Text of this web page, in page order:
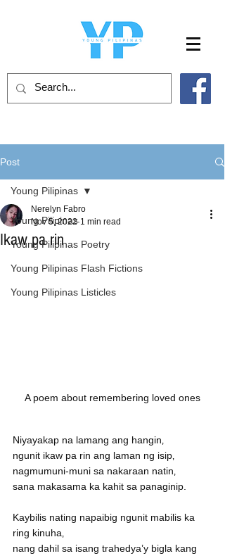
Post
Young Pilipinas
Young Pilipinas Poetry
Young Pilipinas Flash Fictions
Young Pilipinas Listicles
Young Pilipinas
Ikaw pa rin
Nerelyn Fabro
Nov 5, 2022 1 min read
A poem about remembering loved ones
Niyayakap na lamang ang hangin‚
ngunit ikaw pa rin ang laman ng isip‚
nagmumuni-muni sa nakaraan natin‚
sana makasama ka kahit sa panaginip.
Kaybilis nating napaibig ngunit mabilis ka
ring kinuha‚
nang dahil sa isang trahedya’y bigla kang